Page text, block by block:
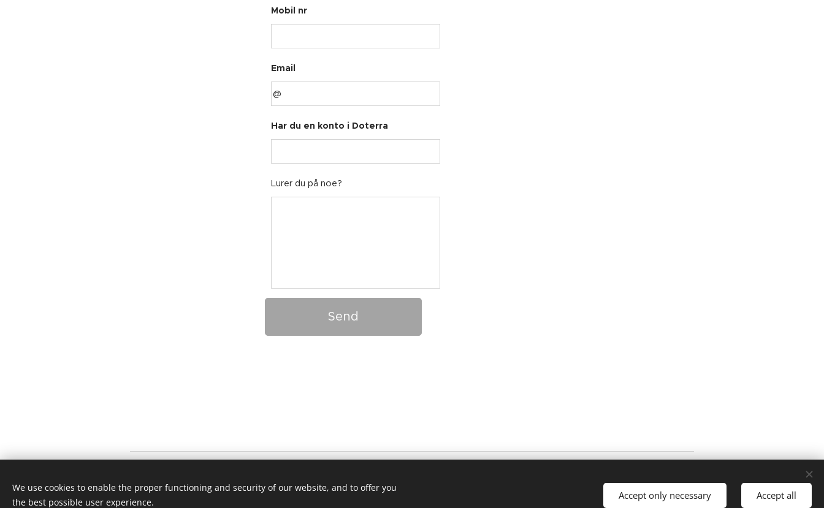
Mobil nr
Email
Har du en konto i Doterra
Lurer du på noe?
Send
du kan implementere oljene i din hverdag. Er du i tvil om din helsetilstand, kontakt lege.
We use cookies to enable the proper functioning and security of our website, and to offer you
the best possible user experience.
Accept only necessary Accept all